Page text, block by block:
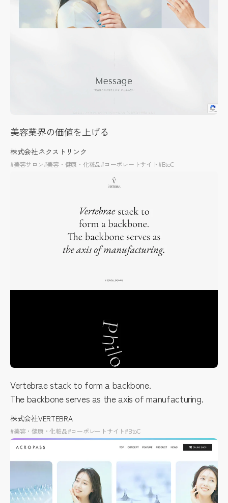
美容業界の価値を上げる
株式会社ネクストリンク
#美容サロン#美容・健康・化粧品#コーポレートサイト#BtoC
Vertebrae stack to form a backbone.
The backbone serves as the axis of manufacturing.
株式会社VERTEBRA
#美容・健康・化粧品#コーポレートサイト#BtoC